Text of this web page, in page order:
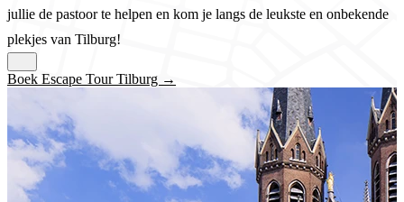
jullie de pastoor te helpen en kom je langs de leukste en onbekende
plekjes van Tilburg!
Boek Escape Tour Tilburg →